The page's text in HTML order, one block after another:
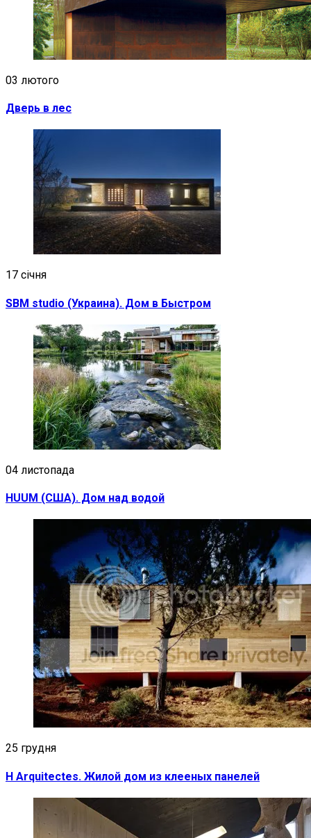
03 лютого
Дверь в лес
17 січня
SBM studio (Украина). Дом в Быстром
04 листопада
HUUM (США). Дом над водой
25 грудня
H Arquitectes. Жилой дом из клееных панелей